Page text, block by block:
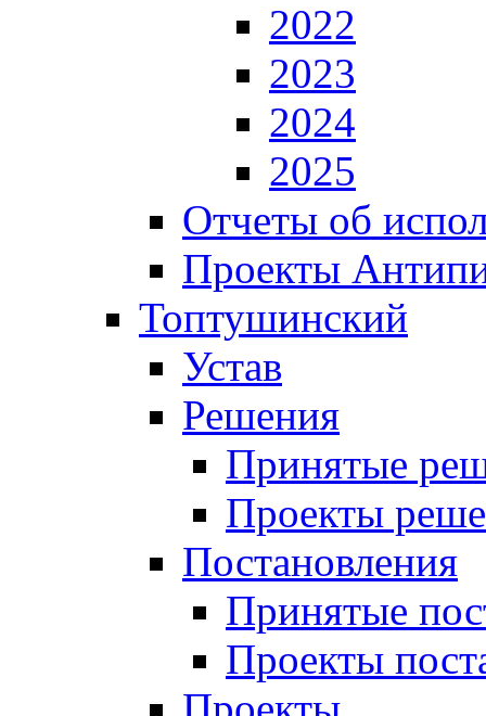
2022
2023
2024
2025
Отчеты об
Проекты
Топтушинский
Устав
Решения
Принятые
Проекты
Постановления
Принятые
Проекты